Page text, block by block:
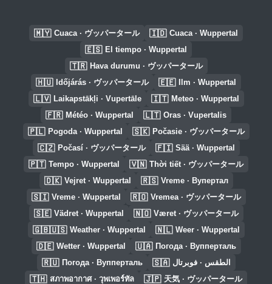
🇲🇾 Cuaca · ヴッパータール 🇮🇩 Cuaca · Wuppertal
🇪🇸 El tiempo · Wuppertal
🇹🇷 Hava durumu · ヴッパータール
🇭🇺 Időjárás · ヴッパータール 🇪🇪 Ilm · Wuppertal
🇱🇻 Laikapstākļi · Vupertāle 🇮🇹 Meteo · Wuppertal
🇫🇷 Météo · Wuppertal 🇱🇹 Oras · Vupertalis
🇵🇱 Pogoda · Wuppertal 🇸🇰 Počasie · ヴッパータール
🇨🇿 Počasí · ヴッパータール 🇫🇮 Sää · Wuppertal
🇵🇹 Tempo · Wuppertal 🇻🇳 Thời tiết · ヴッパータール
🇩🇰 Vejret · Wuppertal 🇷🇸 Vreme · Вупертал
🇸🇮 Vreme · Wuppertal 🇷🇴 Vremea · ヴッパータール
🇸🇪 Vädret · Wuppertal 🇳🇴 Været · ヴッパータール
🇬🇧🇺🇸 Weather · Wuppertal 🇳🇱 Weer · Wuppertal
🇩🇪 Wetter · Wuppertal 🇺🇦 Погода · Вупперталь
🇷🇺 Погода · Вупперталь 🇸🇦 الطقس · فوبرتال
🇹🇭 สภาพอากาศ · วุพเพอร์ทัล 🇯🇵 天気 · ヴッパータール